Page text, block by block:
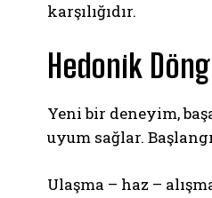
karşılığıdır.
Hedonik
Yeni bir deneyim,
uyum sağlar.
Ulaşma – haz –